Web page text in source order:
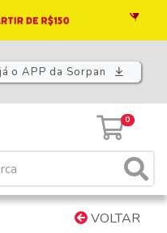
o APP da Sorpan
0
VOLTAR